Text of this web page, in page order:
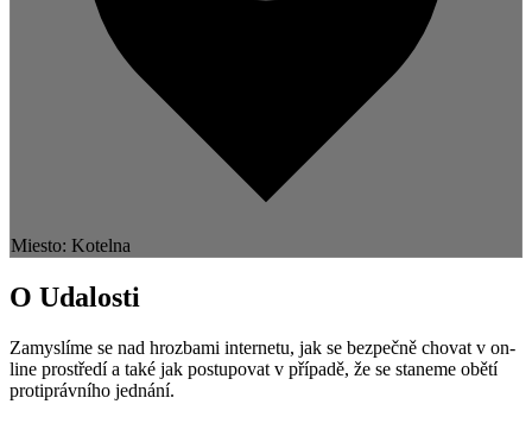
Miesto: Kotelna
O Udalosti
Zamyslíme se nad hrozbami internetu, jak se bezpečně chovat v on-
line prostředí a také jak postupovat v případě, že se staneme obětí
protiprávního jednání.